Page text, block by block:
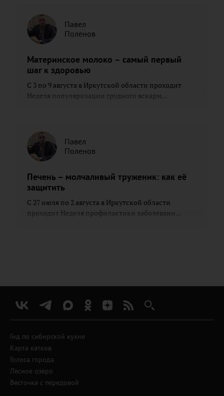
Павел
Поленов
Материнское молоко – самый первый
шаг к здоровью
С 3 по 9 августа в Иркутской области проходит
Неделя популяризации грудного вскарм...
Павел
Поленов
Печень – молчаливый труженик: как её
защитить
С 27 июля по 2 августа в Иркутской области
проходит Неделя профилактики заболевани...
Гид по сибирской кухне
Карта катков
Голоса города
Лесное озеро
Весточка с передовой